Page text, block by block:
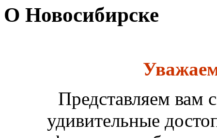
О Новосибирске
Представляем вам
удивительные